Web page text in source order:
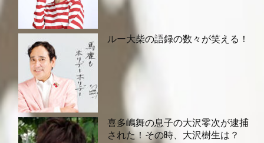
ルー大柴の語録の数々が笑える！
喜多嶋舞の息子の大沢零次が逮捕
された！その時、大沢樹生は？